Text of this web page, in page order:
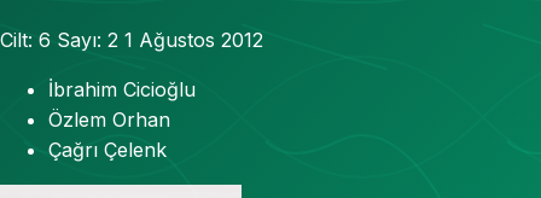
Cilt: 6 Sayı: 2 1 Ağustos 2012
İbrahim Cicioğlu
Özlem Orhan
Çağrı Çelenk